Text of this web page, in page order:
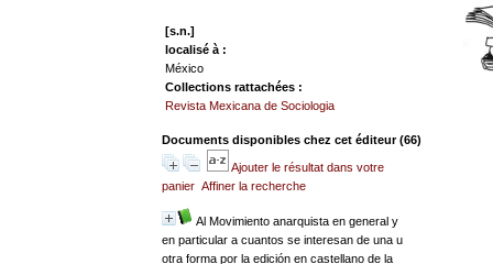
[s.n.]
localisé à :
México
Collections rattachées :
Revista Mexicana de Sociologia
Documents disponibles chez cet éditeur (66)
Ajouter le résultat dans votre
panier Affiner la recherche
Al Movimiento anarquista en general y
en particular a cuantos se interesan de una u
otra forma por la edición en castellano de la